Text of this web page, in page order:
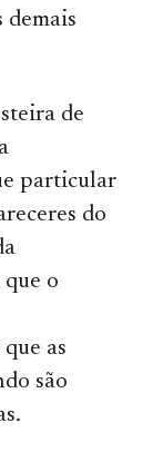
demais
de
particular
do
o
as
são